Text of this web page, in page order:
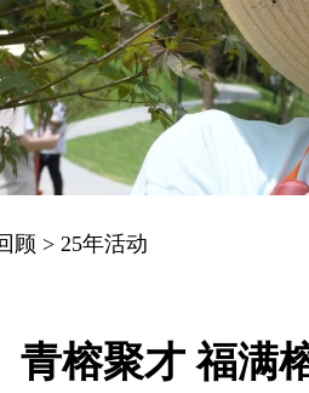
顾 > 25年活动
青榕聚才 福满